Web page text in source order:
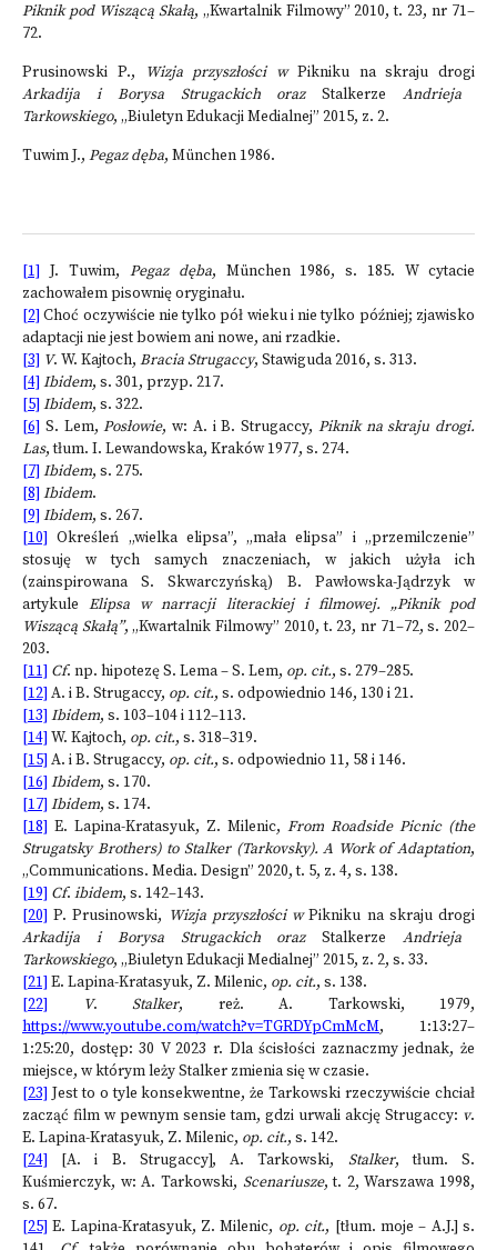
Piknik pod Wiszącą Skałą, „Kwartalnik Filmowy” 2010, t. 23, nr 71–
72.
Prusinowski P., Wizja przyszłości w Pikniku na skraju drogi
Arkadija i Borysa Strugackich orazStalkerze Andrieja
Tarkowskiego, „Biuletyn Edukacji Medialnej” 2015, z. 2.
Tuwim J., Pegaz dęba, München 1986.
[1] J. Tuwim, Pegaz dęba, München 1986, s. 185. W cytacie
zachowałem pisownię oryginału.
[2] Choć oczywiście nie tylko pół wieku i nie tylko później; zjawisko
adaptacji nie jest bowiem ani nowe, ani rzadkie.
[3] V. W. Kajtoch, Bracia Strugaccy, Stawiguda 2016, s. 313.
[4] Ibidem, s. 301, przyp. 217.
[5] Ibidem, s. 322.
[6] S. Lem,Posłowie, w: A. i B. Strugaccy, Piknik na skraju drogi.
Las, tłum. I. Lewandowska, Kraków 1977, s. 274.
[7] Ibidem, s. 275.
[8] Ibidem.
[9] Ibidem, s. 267.
[10] Określeń „wielka elipsa”, „mała elipsa” i „przemilczenie”
stosuję w tych samych znaczeniach, w jakich użyła ich
(zainspirowana S. Skwarczyńską) B. Pawłowska-Jądrzyk w
artykuleElipsa w narracji literackiej i filmowej. „Piknik pod
Wiszącą Skałą”, „Kwartalnik Filmowy” 2010, t. 23, nr 71–72, s. 202–
203.
[11] Cf. np. hipotezę S. Lema – S. Lem, op. cit., s. 279–285.
[12] A. i B. Strugaccy, op. cit., s. odpowiednio 146, 130 i 21.
[13] Ibidem, s. 103–104 i 112–113.
[14] W. Kajtoch, op. cit., s. 318–319.
[15] A. i B. Strugaccy, op. cit., s. odpowiednio 11, 58 i 146.
[16] Ibidem, s. 170.
[17] Ibidem, s. 174.
[18] E. Lapina-Kratasyuk, Z. Milenic, From Roadside Picnic (the
Strugatsky Brothers) to Stalker (Tarkovsky). A Work of Adaptation,
„Communications. Media. Design” 2020, t. 5, z. 4, s. 138.
[19] Cf. ibidem, s. 142–143.
[20] P. Prusinowski, Wizja przyszłości wPikniku na skraju drogi
Arkadija i Borysa Strugackich orazStalkerze Andrieja
Tarkowskiego, „Biuletyn Edukacji Medialnej” 2015, z. 2, s. 33.
[21] E. Lapina-Kratasyuk, Z. Milenic, op. cit., s. 138.
[22]
V. Stalker, reż. A. Tarkowski, 1979,
https://www.youtube.com/watch?v=TGRDYpCmMcM, 1:13:27–
1:25:20, dostęp: 30 V 2023 r. Dla ścisłości zaznaczmy jednak, że
miejsce, w którym leży Stalker zmienia się w czasie.
[23] Jest to o tyle konsekwentne, że Tarkowski rzeczywiście chciał
zacząć film w pewnym sensie tam, gdzi urwali akcję Strugaccy: v.
E. Lapina-Kratasyuk, Z. Milenic, op. cit., s. 142.
[24]
[A. i B. Strugaccy], A. Tarkowski, Stalker, tłum. S.
Kuśmierczyk, w: A. Tarkowski, Scenariusze, t. 2, Warszawa 1998,
s. 67.
[25] E. Lapina-Kratasyuk, Z. Milenic, op. cit., [tłum. moje – A.J.] s.